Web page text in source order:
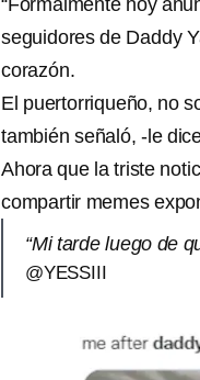
“Formalmente hoy
seguidores de Daddy
corazón.
El puertorriqueño, no
también señaló, -le
Ahora que la triste
compartir memes
“Mi tarde luego de
@YESSIII